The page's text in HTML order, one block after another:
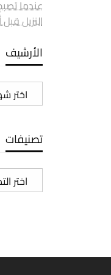
عندما
النزيل
الأرشيف
الأرشيف
تصنيفات
تصنيفات